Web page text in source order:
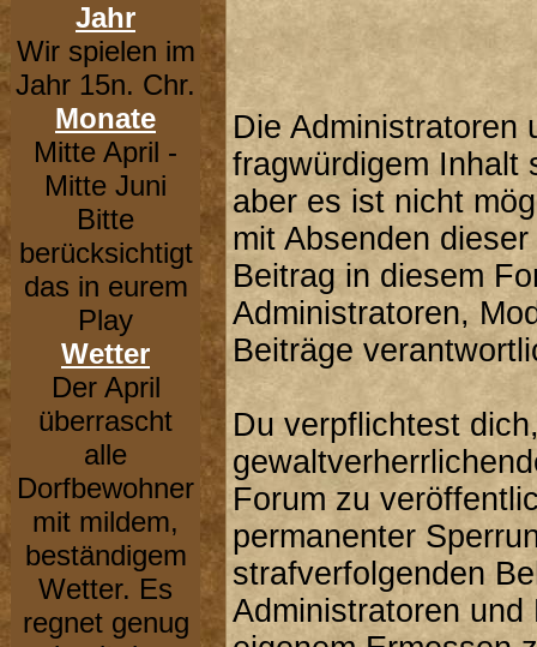
Jahr
Wir spielen im
Jahr 15n. Chr.
Monate
Mitte April -
Mitte Juni
Bitte
berücksichtigt
das in eurem
Play
Wetter
Der April
überrascht
alle
Dorfbewohner
mit mildem,
beständigem
Wetter. Es
regnet genug
Die Administratoren
fragwürdigem Inhalt
aber es ist nicht
mit Absenden
Beitrag in diesem
Administratoren,
Beiträge
Du verpflichtest
Forum zu
permanenter
strafverfolgenden
Administratoren